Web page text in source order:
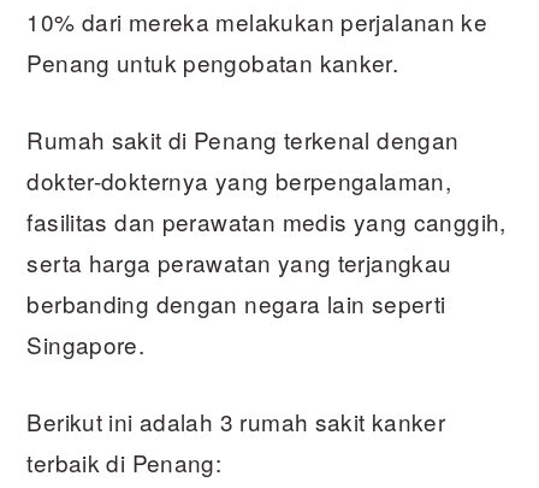
10% dari mereka melakukan perjalanan ke
Penang untuk pengobatan kanker.
Rumah sakit di Penang terkenal dengan
dokter-dokternya yang berpengalaman,
fasilitas dan perawatan medis yang canggih,
serta harga perawatan yang terjangkau
berbanding dengan negara lain seperti
Singapore.
Berikut ini adalah 3 rumah sakit kanker
terbaik di Penang: